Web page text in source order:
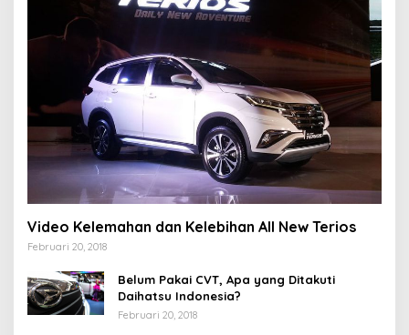
Video Kelemahan dan Kelebihan All New Terios
Februari 20, 2018
Belum Pakai CVT, Apa yang Ditakuti
Daihatsu Indonesia?
Februari 20, 2018